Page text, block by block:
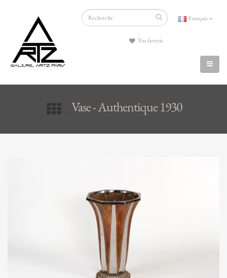
Français
Vos favoris
Vase - Authentique 1930